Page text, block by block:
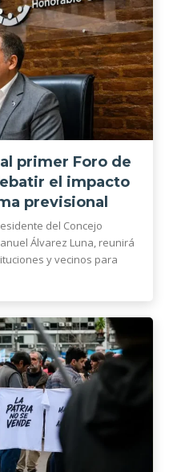
primer Foro de
el impacto
previsional
del Concejo
Álvarez Luna, reunirá
y vecinos para